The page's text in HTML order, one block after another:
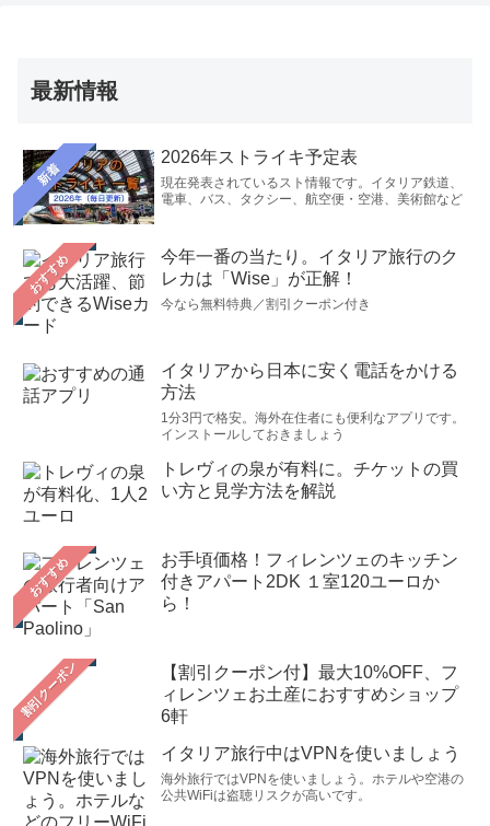
最新情報
新着
2026年ストライキ予定表
現在発表されているスト情報です。イタリア鉄道、
電車、バス、タクシー、航空便・空港、美術館など
おすすめ
今年一番の当たり。イタリア旅行のク
レカは「Wise」が正解！
今なら無料特典／割引クーポン付き
イタリアから日本に安く電話をかける
方法
1分3円で格安。海外在住者にも便利なアプリです。
インストールしておきましょう
トレヴィの泉が有料に。チケットの買
い方と見学方法を解説
おすすめ
お手頃価格！フィレンツェのキッチン
付きアパート2DK １室120ユーロか
ら！
【割引クーポン付】最大10%OFF、フ
ィレンツェお土産におすすめショップ
6軒
イタリア旅行中はVPNを使いましょう
海外旅行ではVPNを使いましょう。ホテルや空港の
公共WiFiは盗聴リスクが高いです。